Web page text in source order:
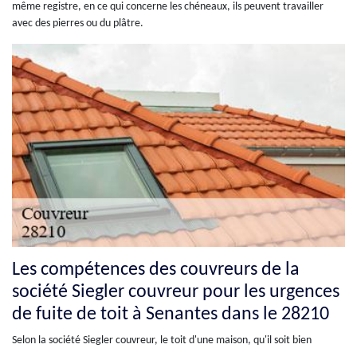
même registre, en ce qui concerne les chéneaux, ils peuvent travailler
avec des pierres ou du plâtre.
Les compétences des couvreurs de la
société Siegler couvreur pour les urgences
de fuite de toit à Senantes dans le 28210
Selon la société Siegler couvreur, le toit d'une maison, qu'il soit bien